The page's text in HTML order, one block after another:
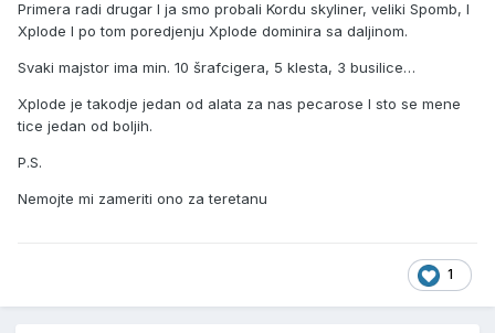
Primera radi drugar I ja smo probali Kordu skyliner, veliki Spomb, I
Xplode I po tom poredjenju Xplode dominira sa daljinom.
Svaki majstor ima min. 10 šrafcigera, 5 klesta, 3 busilice…
Xplode je takodje jedan od alata za nas pecarose I sto se mene
tice jedan od boljih.
P.S.
Nemojte mi zameriti ono za teretanu
1